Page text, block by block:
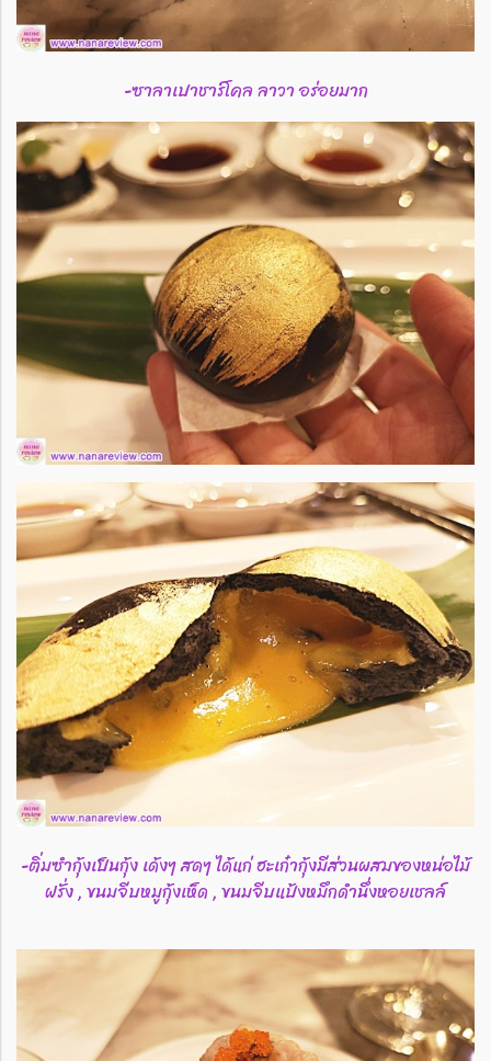
-ซาลาเปาชาร์โคล ลาวา อร่อยมาก
-ติ่มซำกุ้งเป็นกุ้ง เด้งๆ สดๆ ได้แก่ ฮะเก๋ากุ้งมีส่วนผสมของหน่อไม้
ฝรั่ง , ขนมจีบหมูกุ้งเห็ด , ขนมจีบแป้งหมึกดำนึ่งหอยเชลล์